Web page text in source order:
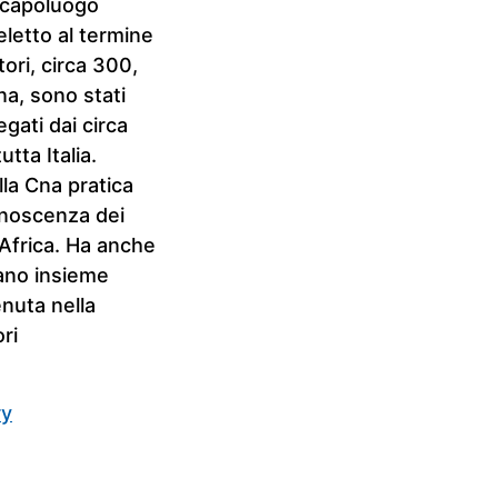
al termine
circa 300,
sono stati
dai circa
Italia.
Cna pratica
dei
Ha anche
insieme
nella